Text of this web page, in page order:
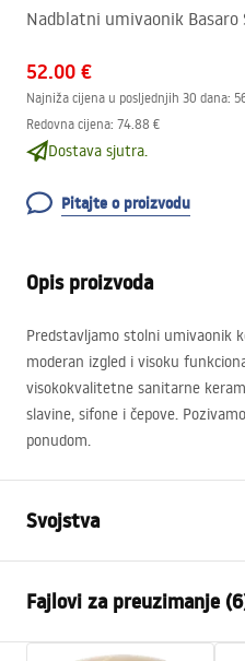
Nadblatni umivaonik Basaro
52.00 €
Najniža cijena u posljednjih 30 dana:
Redovna cijena: 74.88 €
Dostava sjutra.
Pitajte o proizvodu
Opis proizvoda
Predstavljamo stolni umivaonik
moderan izgled i visoku
visokokvalitetne sanitarne
slavine, sifone i čepove.
ponudom.
Svojstva
Materijal
Boja
Fajlovi za preuzimanje